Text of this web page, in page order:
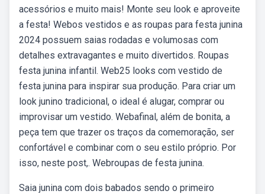
acessórios e muito mais! Monte seu look e aproveite
a festa! Webos vestidos e as roupas para festa junina
2024 possuem saias rodadas e volumosas com
detalhes extravagantes e muito divertidos. Roupas
festa junina infantil. Web25 looks com vestido de
festa junina para inspirar sua produção. Para criar um
look junino tradicional, o ideal é alugar, comprar ou
improvisar um vestido. Webafinal, além de bonita, a
peça tem que trazer os traços da comemoração, ser
confortável e combinar com o seu estilo próprio. Por
isso, neste post,. Webroupas de festa junina.
Saia junina com dois babados sendo o primeiro